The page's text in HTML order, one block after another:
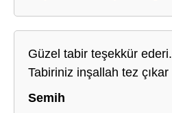
Güzel tabir teşekkür ederi.
Tabiriniz inşallah tez çıkar
Semih